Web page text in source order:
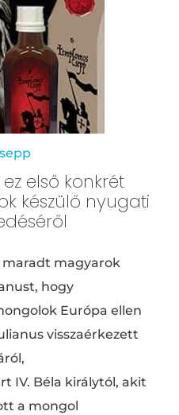
első konkrét
készülő nyugati
magyarok
hogy
Európa ellen
visszaérkezett
IV. Béla királytól, akit
a mongol